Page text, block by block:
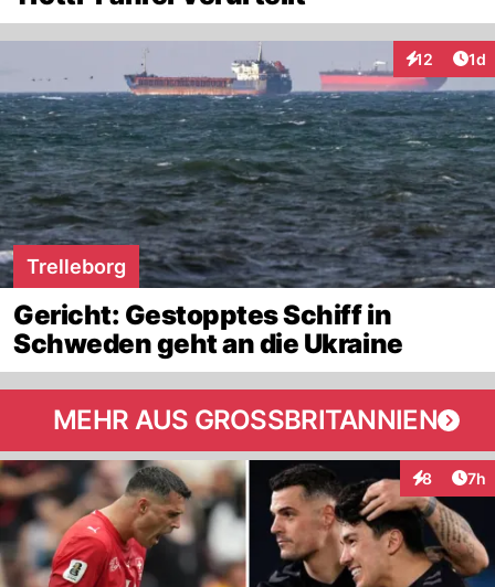
12 1d
Trelleborg
Gericht: Gestopptes Schiff in
Schweden geht an die Ukraine
MEHR AUS GROSSBRITANNIEN
8 7h